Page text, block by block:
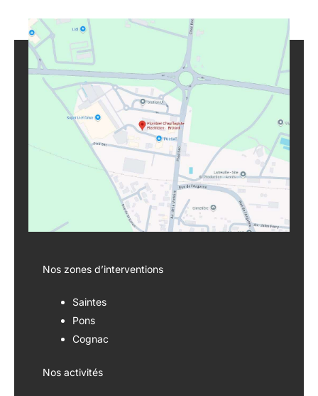
Nos zones d’interventions
Saintes
Pons
Cognac
Nos activités